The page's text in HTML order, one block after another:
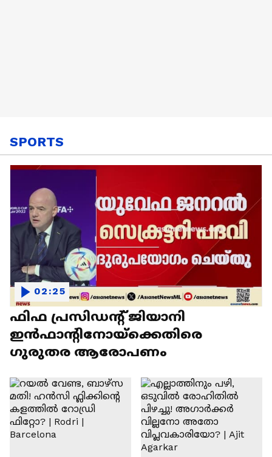
SPORTS
ഫിഫ പ്രസിഡന്റ് ജിയാനി
ഇൻഫാന്റിനോയ്‌ക്കെതിരെ
ഗുരുതര ആരോപണം
02:25